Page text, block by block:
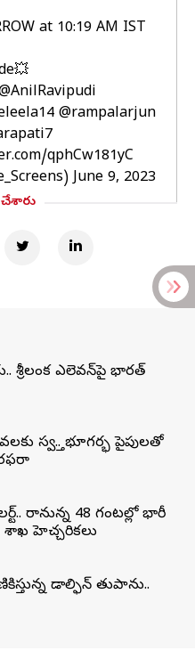
at 10:19 AM IST
@rampalarjun
qphCw181yC
June 9, 2023
చేశారు
శ్రీలంక ఎలెవన్‌పై భారత్‌
స్వస్తి.. భూగర్భ పైపులతో
రానున్న 48 గంటల్లో భారీ
హెచ్చరికలు
డాల్ఫిన్‌ తుపాను..